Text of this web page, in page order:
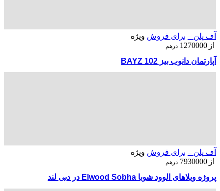
آف پلن – برای فروش ویژه
از 1270000 درهم
آپارتمان دانوب بیز BAYZ 102
آف پلن – برای فروش ویژه
از 7930000 درهم
پروژه ویلاهای الوود شوبا Elwood Sobha در دبی لند